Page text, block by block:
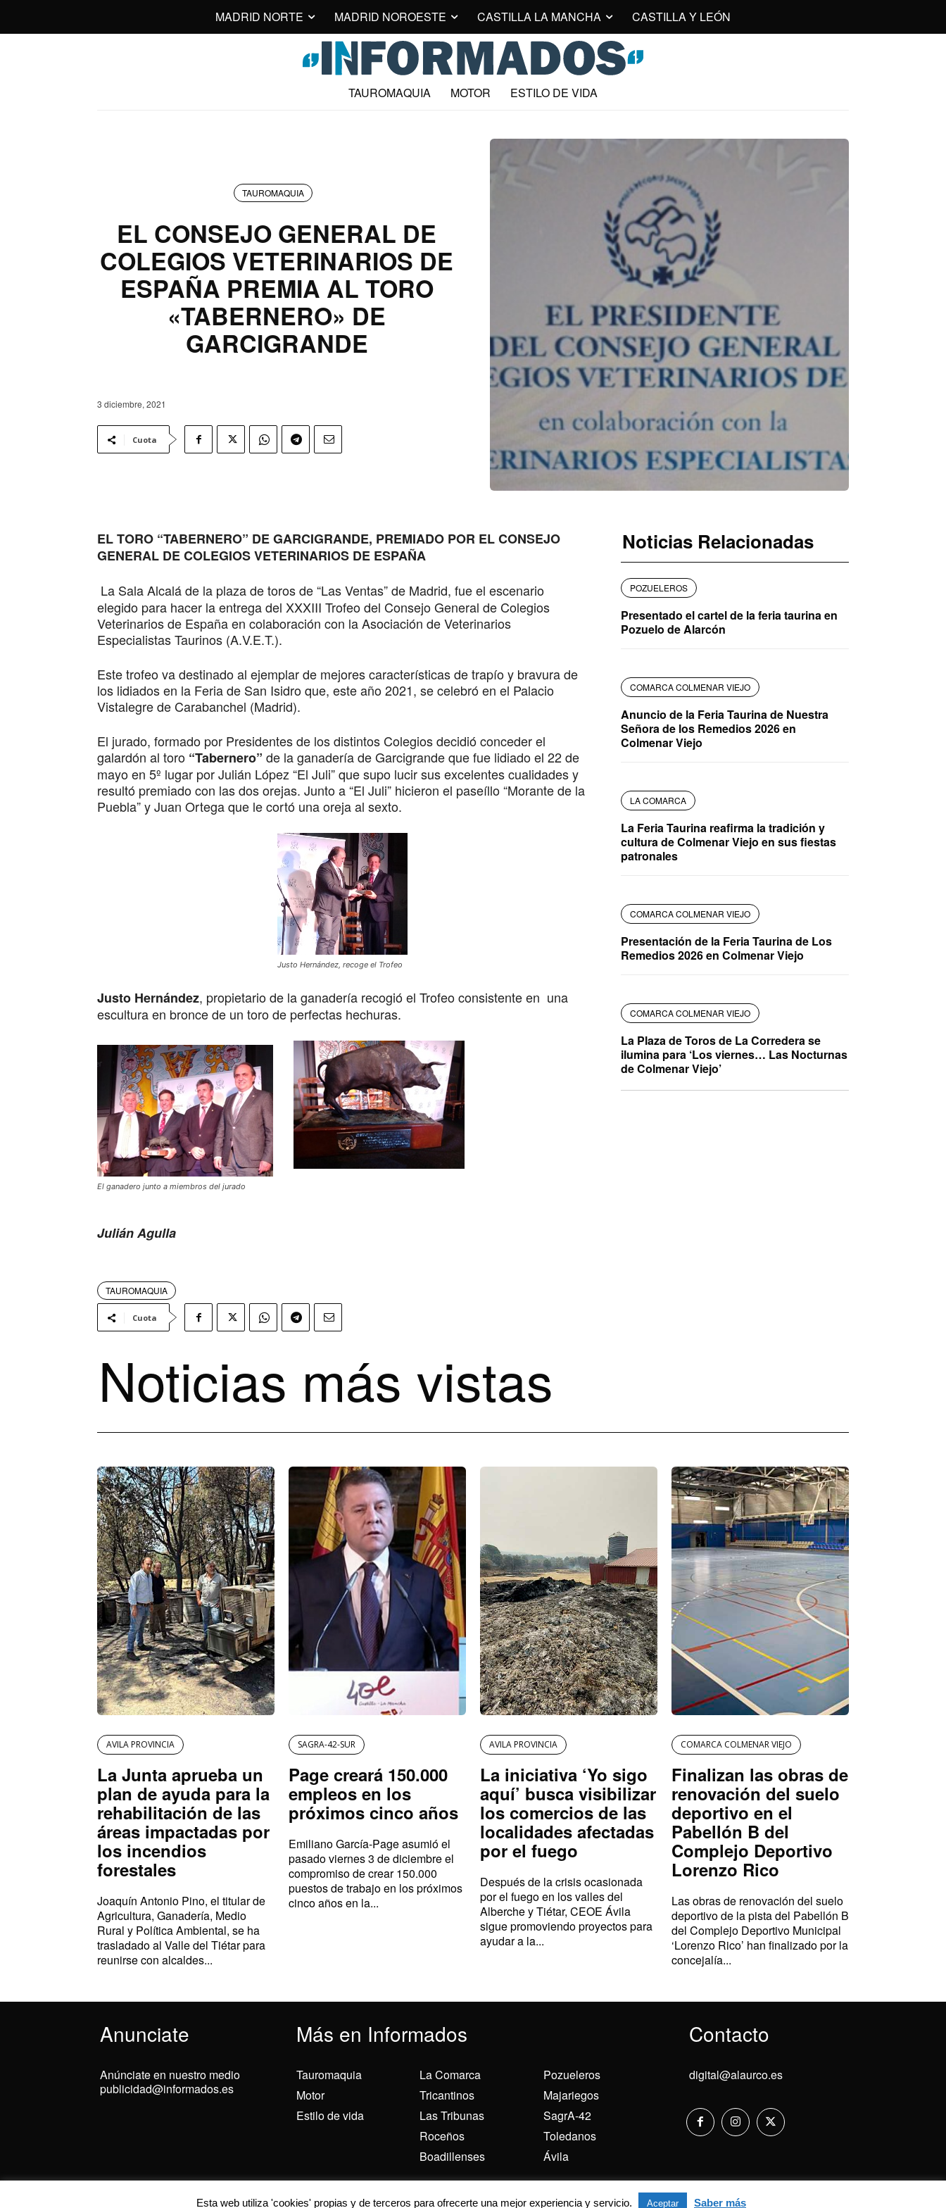
MADRID NORTE MADRID NOROESTE CASTILLA LA MANCHA CASTILLA Y LEÓN
TAUROMAQUIA MOTOR ESTILO DE VIDA
TAUROMAQUIA
EL CONSEJO GENERAL DE
COLEGIOS VETERINARIOS DE
ESPAÑA PREMIA AL TORO
«TABERNERO» DE
GARCIGRANDE
3 diciembre, 2021
Cuota
EL TORO “TABERNERO” DE GARCIGRANDE, PREMIADO POR EL CONSEJO
GENERAL DE COLEGIOS VETERINARIOS DE ESPAÑA
La Sala Alcalá de la plaza de toros de “Las Ventas” de Madrid, fue el escenario
elegido para hacer la entrega del XXXIII Trofeo del Consejo General de Colegios
Veterinarios de España en colaboración con la Asociación de Veterinarios
Especialistas Taurinos (A.V.E.T.).
Este trofeo va destinado al ejemplar de mejores características de trapío y bravura de
los lidiados en la Feria de San Isidro que, este año 2021, se celebró en el Palacio
Vistalegre de Carabanchel (Madrid).
El jurado, formado por Presidentes de los distintos Colegios decidió conceder el
galardón al toro “Tabernero” de la ganadería de Garcigrande que fue lidiado el 22 de
mayo en 5º lugar por Julián López “El Juli” que supo lucir sus excelentes cualidades y
resultó premiado con las dos orejas. Junto a “El Juli” hicieron el paseíllo “Morante de la
Puebla” y Juan Ortega que le cortó una oreja al sexto.
Justo Hernández, recoge el Trofeo
Justo Hernández, propietario de la ganadería recogió el Trofeo consistente en una
escultura en bronce de un toro de perfectas hechuras.
El ganadero junto a miembros del jurado
Julián Agulla
TAUROMAQUIA
Cuota
Noticias Relacionadas
POZUELEROS
Presentado el cartel de la feria taurina en
Pozuelo de Alarcón
COMARCA COLMENAR VIEJO
Anuncio de la Feria Taurina de Nuestra
Señora de los Remedios 2026 en
Colmenar Viejo
LA COMARCA
La Feria Taurina reafirma la tradición y
cultura de Colmenar Viejo en sus fiestas
patronales
COMARCA COLMENAR VIEJO
Presentación de la Feria Taurina de Los
Remedios 2026 en Colmenar Viejo
COMARCA COLMENAR VIEJO
La Plaza de Toros de La Corredera se
ilumina para ‘Los viernes… Las Nocturnas
de Colmenar Viejo’
Noticias más vistas
AVILA PROVINCIA
La Junta aprueba un
plan de ayuda para la
rehabilitación de las
áreas impactadas por
los incendios
forestales
Joaquín Antonio Pino, el titular de
Agricultura, Ganadería, Medio
Rural y Política Ambiental, se ha
trasladado al Valle del Tiétar para
reunirse con alcaldes...
SAGRA-42-SUR
Page creará 150.000
empleos en los
próximos cinco años
Emiliano García-Page asumió el
pasado viernes 3 de diciembre el
compromiso de crear 150.000
puestos de trabajo en los próximos
cinco años en la...
AVILA PROVINCIA
La iniciativa ‘Yo sigo
aquí’ busca visibilizar
los comercios de las
localidades afectadas
por el fuego
Después de la crisis ocasionada
por el fuego en los valles del
Alberche y Tiétar, CEOE Ávila
sigue promoviendo proyectos para
ayudar a la...
COMARCA COLMENAR VIEJO
Finalizan las obras de
renovación del suelo
deportivo en el
Pabellón B del
Complejo Deportivo
Lorenzo Rico
Las obras de renovación del suelo
deportivo de la pista del Pabellón B
del Complejo Deportivo Municipal
‘Lorenzo Rico’ han finalizado por la
concejalía...
Anunciate Más en Informados Contacto
Anúnciate en nuestro medio
publicidad@informados.es
Tauromaquia
Motor
Estilo de vida
La Comarca
Tricantinos
Las Tribunas
Roceños
Boadillenses
Pozueleros
Majariegos
SagrA-42
Toledanos
Ávila
digital@alaurco.es
Aviso Legal
Esta web utiliza 'cookies' propias y de terceros para ofrecerte una mejor experiencia y servicio. Aceptar Saber más
Utilizamos cookies para ofrecerte la mejor experiencia en nuestra web.
Aceptar